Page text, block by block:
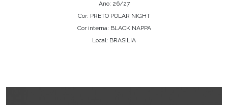
Ano: 26/27
Cor: PRETO POLAR NIGHT
Cor interna: BLACK NAPPA
Local: BRASILIA